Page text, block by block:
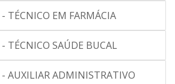
TÉCNICO EM FARMÁCIA
TÉCNICO SAÚDE BUCAL
AUXILIAR ADMINISTRATIVO